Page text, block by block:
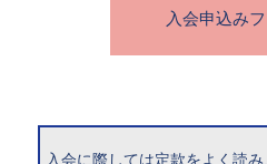
入会申込み
入会に際しては定款をよく読